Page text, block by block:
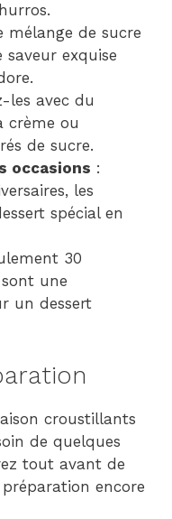
mélange de sucre
exquise
les avec du
crème ou
de sucre.
occasions :
les
spécial en
30
une
un dessert
croustillants
de quelques
tout avant de
encore